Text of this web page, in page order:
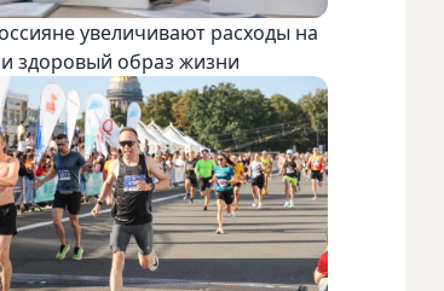
увеличивают расходы на
здоровый образ жизни